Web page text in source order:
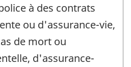
à des contrats
ou d'assurance-vie,
de mort ou
d'assurance-